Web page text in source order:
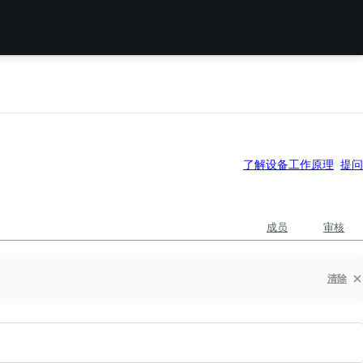
了解设备工作原理 提问
成员 审核
清除